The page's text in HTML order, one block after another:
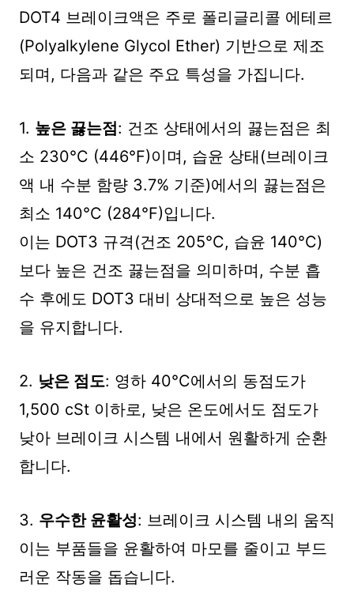
DOT4 브레이크액은 주로 폴리글리콜 에테르
(Polyalkylene Glycol Ether) 기반으로 제조
되며, 다음과 같은 주요 특성을 가집니다.
1. 높은 끓는점: 건조 상태에서의 끓는점은 최
소 230°C (446°F)이며, 습윤 상태(브레이크
액 내 수분 함량 3.7% 기준)에서의 끓는점은
최소 140°C (284°F)입니다.
이는 DOT3 규격(건조 205°C, 습윤 140°C)
보다 높은 건조 끓는점을 의미하며, 수분 흡
수 후에도 DOT3 대비 상대적으로 높은 성능
을 유지합니다.
2. 낮은 점도: 영하 40°C에서의 동점도가
1,500 cSt 이하로, 낮은 온도에서도 점도가
낮아 브레이크 시스템 내에서 원활하게 순환
합니다.
3. 우수한 윤활성: 브레이크 시스템 내의 움직
이는 부품들을 윤활하여 마모를 줄이고 부드
러운 작동을 돕습니다.